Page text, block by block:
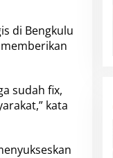
di Bengkulu
sudah fix,
kata